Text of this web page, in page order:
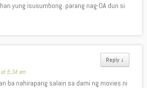
yung isusumbong. parang nag-OA dun si
Reply ↓
5:34 am
ba nahirapang salain sa dami ng movies ni